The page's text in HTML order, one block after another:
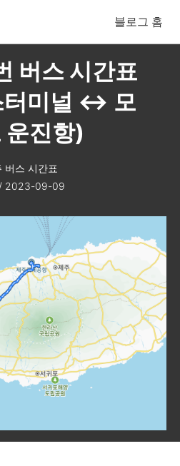
블로그 홈
버스 시간표
터미널 ↔ 모
운진항)
버스 시간표
/ 2023-09-09